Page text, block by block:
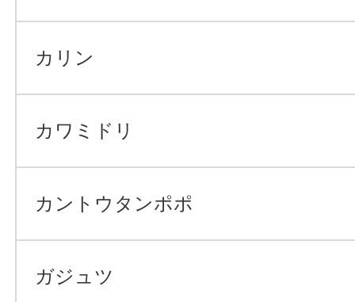
カリン
カワミドリ
カントウタンポポ
ガジュツ